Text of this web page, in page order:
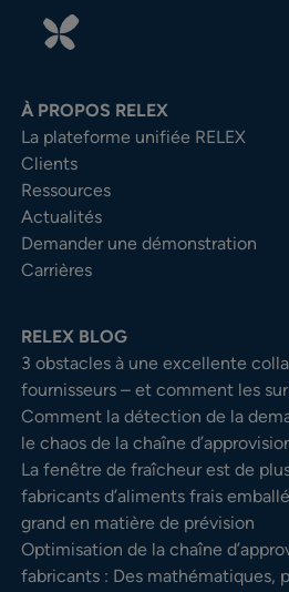
À PROPOS RELEX
La plateforme unifiée RELEX
Clients
Ressources
Actualités
Demander une démonstration
Carrières
RELEX BLOG
3 obstacles à une excellente
fournisseurs – et comment les
Comment la détection de la
le chaos de la chaîne
La fenêtre de fraîcheur est de
fabricants d’aliments frais
grand en matière de prévision
Optimisation de la chaîne
fabricants : Des mathématiques,